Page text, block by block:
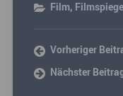
Film,
Vorheriger
Nächster